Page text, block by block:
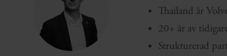
Thailand är
20+ år av
Strukturerad